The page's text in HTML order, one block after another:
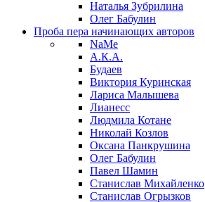
Наталья Зубрилина
Олег Бабулин
Проба пера начинающих авторов
NaMe
А.К.А.
Будаев
Виктория Куринская
Лариса Малышева
Лианесс
Людмила Котане
Николай Козлов
Оксана Панкрушина
Олег Бабулин
Павел Шамин
Станислав Михайленко
Станислав Огрызков